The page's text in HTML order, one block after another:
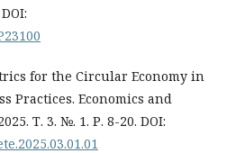
for the Circular Economy in
Practices. Economics and
Т. 3. №. 1. Р. 8-20. DOI: